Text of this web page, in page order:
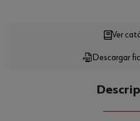
Descargar
Ver